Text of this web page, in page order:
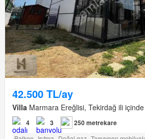
42.500 TL/ay
Villa Marmara Ereğlisi, Tekirdağ ili içinde
4 3 250 metrekare